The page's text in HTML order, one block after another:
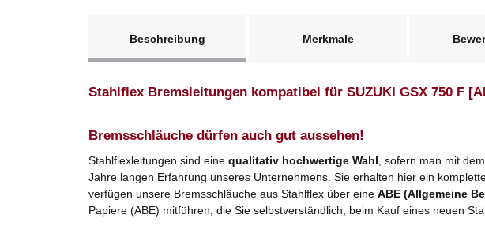
Beschreibung
Merkmale
Stahlflex Bremsleitungen kompatibel für SUZUKI GSX 750 F
Bremsschläuche dürfen auch gut aussehen!
Stahlflexleitungen sind eine qualitativ hochwertige Wahl , sofern man mit
Jahre langen Erfahrung unseres Unternehmens. Sie erhalten hier ein
verfügen unsere Bremsschläuche aus Stahlflex über eine ABE (Allgemeine
Papiere (ABE) mitführen, die Sie selbstverständlich, beim Kauf eines neuen